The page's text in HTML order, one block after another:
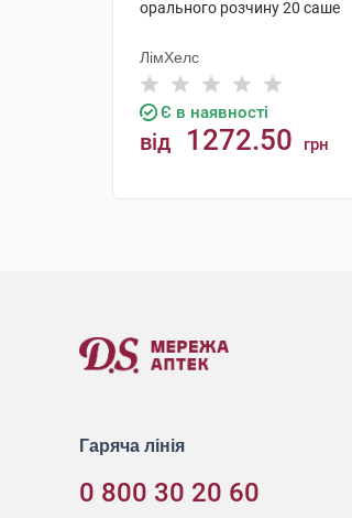
орального розчину 20 саше
ЛімХелс
Є в наявності
від 1272.50 грн
Гаряча лінія
0 800 30 20 60